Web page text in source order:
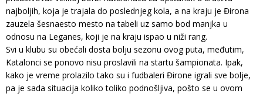
najboljih, koja je trajala do poslednjeg kola, a na kraju je Đirona
zauzela šesnaesto mesto na tabeli uz samo bod manjka u
odnosu na Leganes, koji je na kraju ispao u niži rang.
Svi u klubu su obećali dosta bolju sezonu ovog puta, međutim,
Katalonci se ponovo nisu proslavili na startu šampionata. Ipak,
kako je vreme prolazilo tako su i fudbaleri Đirone igrali sve bolje,
pa je sada situacija koliko toliko podnošljiva, pošto se u ovom